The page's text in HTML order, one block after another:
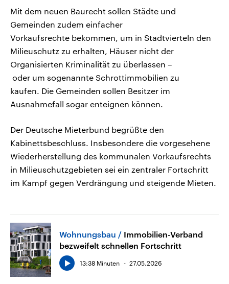
Mit dem neuen Baurecht sollen Städte und
Gemeinden zudem einfacher
Vorkaufsrechte bekommen, um in Stadtvierteln den
Milieuschutz zu erhalten, Häuser nicht der
Organisierten Kriminalität zu überlassen –
oder um sogenannte Schrottimmobilien zu
kaufen. Die Gemeinden sollen Besitzer im
Ausnahmefall sogar enteignen können.
Der Deutsche Mieterbund begrüßte den
Kabinettsbeschluss. Insbesondere die vorgesehene
Wiederherstellung des kommunalen Vorkaufsrechts
in Milieuschutzgebieten sei ein zentraler Fortschritt
im Kampf gegen Verdrängung und steigende Mieten.
Wohnungsbau
Immobilien-Verband
bezweifelt schnellen Fortschritt
13:38 Minuten 27.05.2026